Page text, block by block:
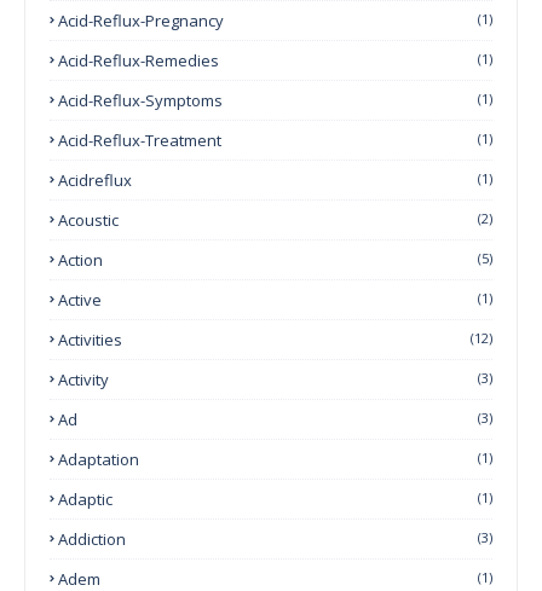
Acid-Reflux-Pregnancy (1)
Acid-Reflux-Remedies (1)
Acid-Reflux-Symptoms (1)
Acid-Reflux-Treatment (1)
Acidreflux (1)
Acoustic (2)
Action (5)
Active (1)
Activities (12)
Activity (3)
Ad (3)
Adaptation (1)
Adaptic (1)
Addiction (3)
Adem (1)